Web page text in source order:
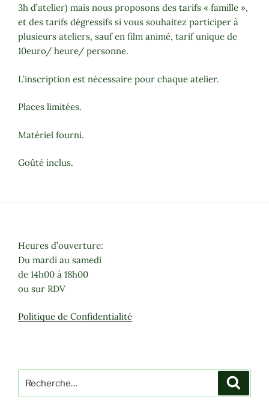
3h d’atelier) mais nous proposons des tarifs « famille »,
et des tarifs dégressifs si vous souhaitez participer à
plusieurs ateliers, sauf en film animé, tarif unique de
10euro/ heure/ personne.
L’inscription est nécessaire pour chaque atelier.
Places limitées.
Matériel fourni.
Goûté inclus.
Heures d’ouverture:
Du mardi au samedi
de 14h00 à 18h00
ou sur RDV
Politique de Confidentialité
pour